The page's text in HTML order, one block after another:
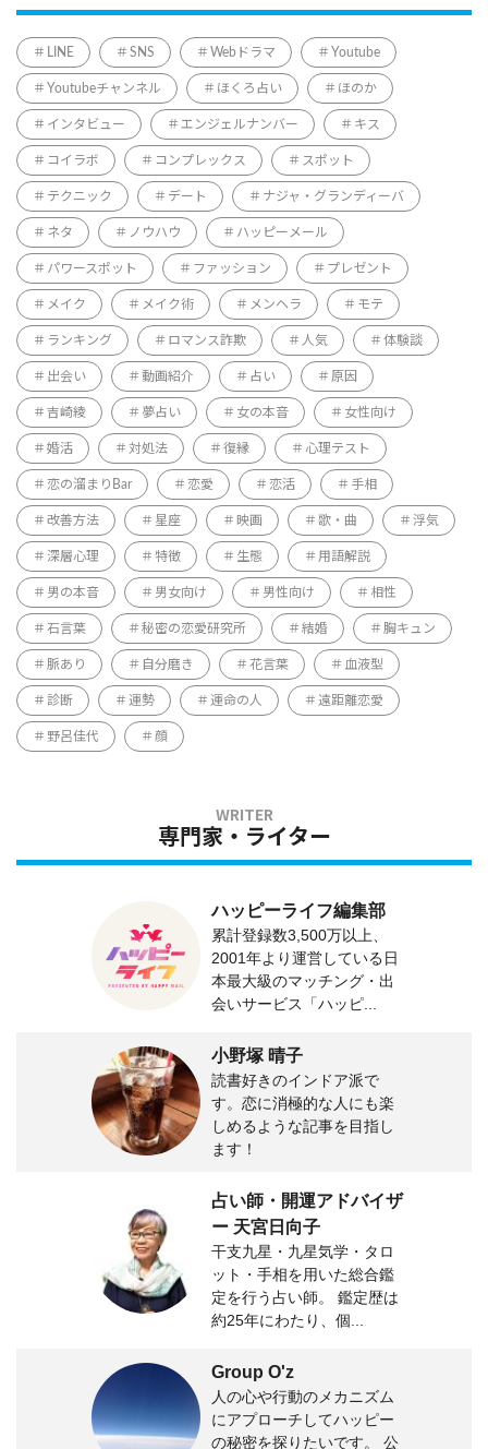
LINE SNS Webドラマ Youtube
Youtubeチャンネル ほくろ占い ほのか
インタビュー エンジェルナンバー キス
コイラボ コンプレックス スポット
テクニック デート ナジャ・グランディーバ
ネタ ノウハウ ハッピーメール
パワースポット ファッション プレゼント
メイク メイク術 メンヘラ モテ
ランキング ロマンス詐欺 人気 体験談
出会い 動画紹介 占い 原因
吉崎綾 夢占い 女の本音 女性向け
婚活 対処法 復縁 心理テスト
恋の溜まりBar 恋愛 恋活 手相
改善方法 星座 映画 歌・曲 浮気
深層心理 特徴 生態 用語解説
男の本音 男女向け 男性向け 相性
石言葉 秘密の恋愛研究所 結婚 胸キュン
脈あり 自分磨き 花言葉 血液型
診断 運勢 運命の人 遠距離恋愛
野呂佳代 顔
専門家・ライター
ハッピーライフ編集部
累計登録数3,500万以上、
2001年より運営している日
本最大級のマッチング・出
会いサービス「ハッピ...
小野塚 晴子
読書好きのインドア派で
す。恋に消極的な人にも楽
しめるような記事を目指し
ます！
占い師・開運アドバイザ
ー 天宮日向子
干支九星・九星気学・タロ
ット・手相を用いた総合鑑
定を行う占い師。 鑑定歴は
約25年にわたり、個...
Group O'z
人の心や行動のメカニズム
にアプローチしてハッピー
の秘密を探りたいです。 公